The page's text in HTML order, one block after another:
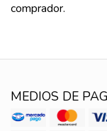
comprador.
MEDIOS DE